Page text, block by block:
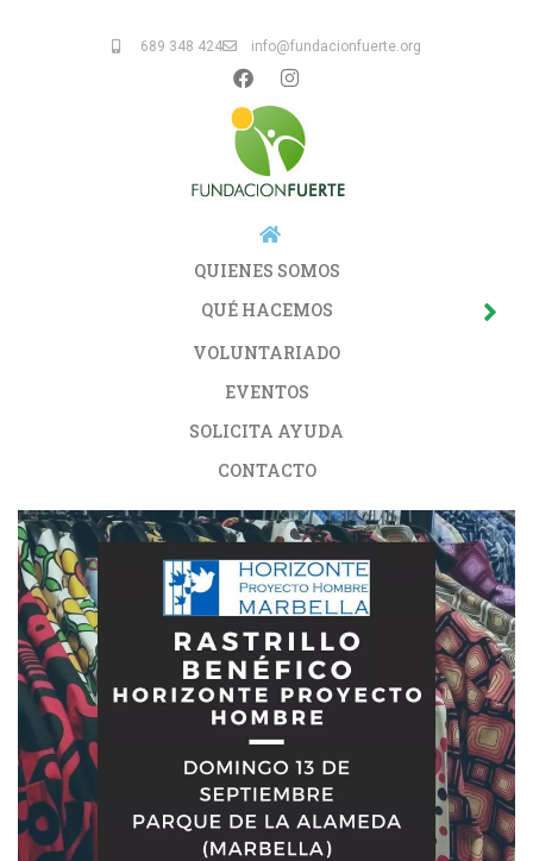
689 348 424 info@fundacionfuerte.org
QUIENES SOMOS
QUÉ HACEMOS
VOLUNTARIADO
EVENTOS
SOLICITA AYUDA
CONTACTO